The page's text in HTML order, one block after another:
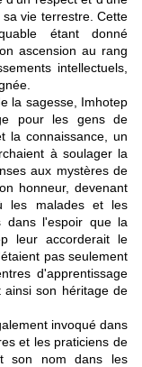
vie terrestre. Cette
étant donné
ascension au rang
intellectuels,
la sagesse, Imhotep
pour les gens de
la connaissance, un
à soulager la
aux mystères de
honneur, devenant
les malades et les
dans l'espoir que la
leur accorderait le
pas seulement
d'apprentissage
ainsi son héritage de
invoqué dans
et les praticiens de
son nom dans les